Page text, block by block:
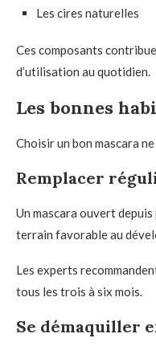
Les cires naturelles
Ces composants
d’utilisation au quotidien.
Les bonnes
Choisir un bon mascara
Remplacer
Un mascara ouvert
terrain favorable au
Les experts
tous les trois à six mois.
Se démaquiller